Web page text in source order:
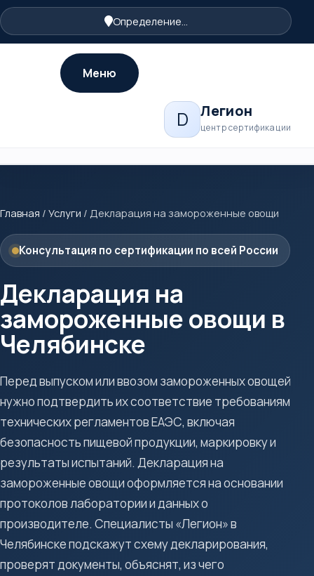
Определение...
D Легион
центр сертификации
Меню
Главная / Услуги / Декларация на замороженные овощи
Консультация по сертификации по всей России
Декларация на
замороженные овощи в
Челябинске
Перед выпуском или ввозом замороженных овощей
нужно подтвердить их соответствие требованиям
технических регламентов ЕАЭС, включая
безопасность пищевой продукции, маркировку и
результаты испытаний. Декларация на
замороженные овощи оформляется на основании
протоколов лаборатории и данных о
производителе. Специалисты «Легион» в
Челябинске подскажут схему декларирования,
проверят документы, объяснят, из чего